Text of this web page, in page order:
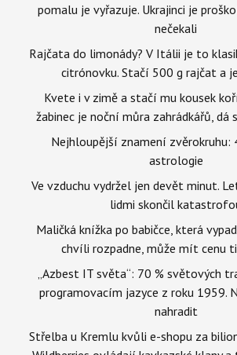
pomalu je vyřazuje. Ukrajinci je
nečekali
Rajčata do limonády? V Itálii je to
citrónovku. Stačí 500 g rajčat a
Kvete i v zimě a stačí mu kousek
žabinec je noční můra zahrádkářů, dá
Nejhloupější znamení zvěrokruhu:
astrologie
Ve vzduchu vydržel jen devět minut.
lidmi skončil
Maličká knížka po babičce, která
chvíli rozpadne, může mít cenu
„Azbest IT světa“: 70 % světových
programovacím jazyce z roku 1959.
nahradit
Střelba u Kremlu kvůli e-shopu za